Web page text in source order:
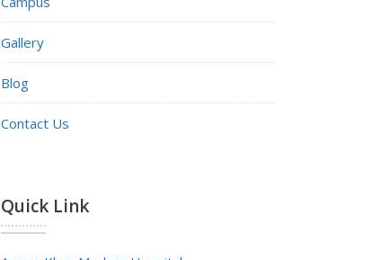
Gallery
Blog
Contact Us
Quick Link